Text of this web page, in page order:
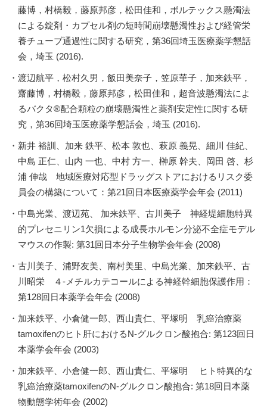
藤博，村橋毅，藤原邦彦，松田佳和，ボルテックス懸濁法
による錠剤・カプセル剤の短時間崩壊懸濁性および経管栄
養チューブ通過性に関する研究，第36回埼玉医療薬学懇話
会，埼玉 (2016).
渡辺航平，松村久男，飯田美奈子，笠原華子，加来鉄平，
齋藤博，村橋毅，藤原邦彦，松田佳和，超音波懸濁法によ
るバクタ®配合顆粒の崩壊懸濁性と薬剤安定性に関する研
究，第36回埼玉医療薬学懇話会，埼玉 (2016).
新井 裕訓、加来 鉄平、松本 敦也、萩原 義晃、細川 佳紀、
中島 正仁、山内 一也、中村 方一、榊原 幹夫、岡田 啓、杉
浦 伸哉 地域医療対応型ドラッグストアにおけるリスク委
員会の構築について：第21回日本医療薬学会年会 (2011)
中島光業、渡辺苑、 加来鉄平、古川美子 神経堤細胞特異
的プレセニリン1欠損による成長ホルモン分泌不全症モデル
マウスの作製: 第31回日本分子生物学会年会 (2008)
古川美子、浦野友美、南村美里、中島光業、加来鉄平、古
川昭栄 ４-メチルカテコールによる神経幹細胞保護作用：
第128回日本薬学会年会 (2008)
加来鉄平、小倉健一郎、西山貴仁、平塚明 乳癌治療薬
tamoxifenのヒト肝におけるN-グルクロン酸抱合: 第123回日
本薬学会年会 (2003)
加来鉄平、小倉健一郎、西山貴仁、平塚明 ヒト特異的な
乳癌治療薬tamoxifenのN-グルクロン酸抱合: 第18回日本薬
物動態学術年会 (2002)